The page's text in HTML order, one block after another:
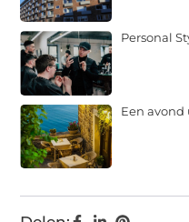
Personal
Een